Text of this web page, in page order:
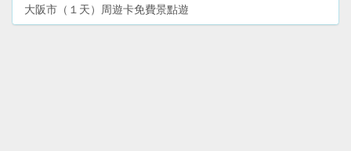
大阪市（１天）周遊卡免費景點遊